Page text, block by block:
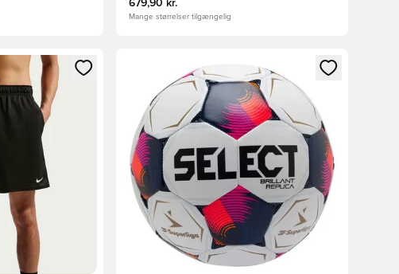
679,90 kr.
Mange størrelser tilgængelig
ind eller tilmelde dig som medlemÅbner en Modal til at logge ind eller tilmelde dig